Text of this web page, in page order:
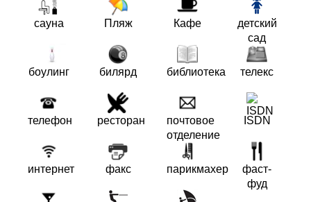
сауна Пляж Кафе
детский
сад
боулинг билярд библиотека телекс
телефон ресторан
почтовое
отделение
ISDN
интернет факс парикмахер
фаст-
фуд